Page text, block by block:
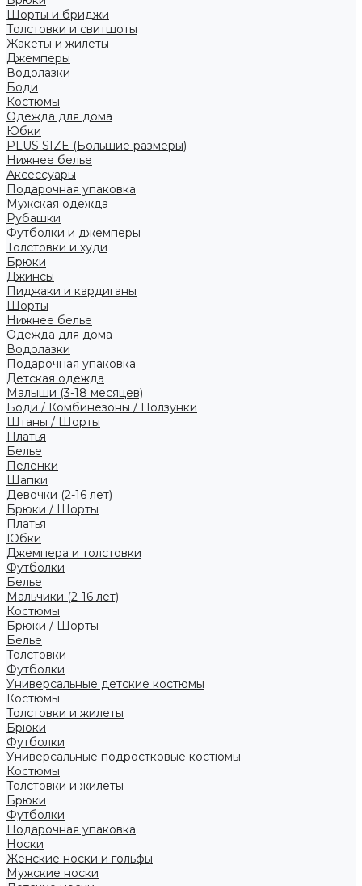
Шорты и бриджи
Толстовки и свитшоты
Жакеты и жилеты
Джемперы
Водолазки
Боди
Костюмы
Одежда для дома
Юбки
PLUS SIZE (Большие размеры)
Нижнее белье
Аксессуары
Подарочная упаковка
Мужская одежда
Рубашки
Футболки и джемперы
Толстовки и худи
Брюки
Джинсы
Пиджаки и кардиганы
Шорты
Нижнее белье
Одежда для дома
Водолазки
Подарочная упаковка
Детская одежда
Малыши (3-18 месяцев)
Боди / Комбинезоны / Ползунки
Штаны / Шорты
Платья
Белье
Пеленки
Шапки
Девочки (2-16 лет)
Брюки / Шорты
Платья
Юбки
Джемпера и толстовки
Футболки
Белье
Мальчики (2-16 лет)
Костюмы
Брюки / Шорты
Белье
Толстовки
Футболки
Универсальные детские костюмы
Костюмы
Толстовки и жилеты
Брюки
Футболки
Универсальные подростковые костюмы
Костюмы
Толстовки и жилеты
Брюки
Футболки
Подарочная упаковка
Носки
Женские носки и гольфы
Мужские носки